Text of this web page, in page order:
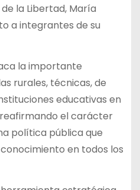
la Libertad, María
a integrantes de su
la importante
rurales, técnicas, de
educativas en
el carácter
política pública que
en todos los